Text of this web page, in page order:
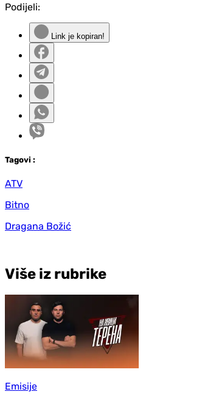
Podijeli:
Link je kopiran!
Tagovi :
ATV
Bitno
Dragana Božić
Više iz rubrike
Emisije